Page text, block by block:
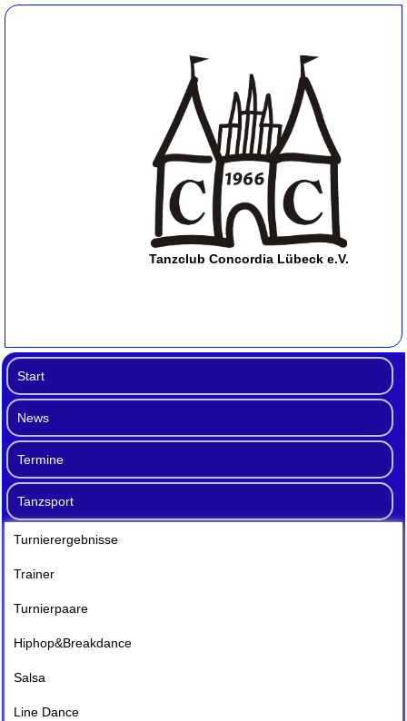
Tanzclub Concordia Lübeck e.V.
Start
News
Termine
Tanzsport
Turnierergebnisse
Trainer
Turnierpaare
Hiphop&Breakdance
Salsa
Line Dance